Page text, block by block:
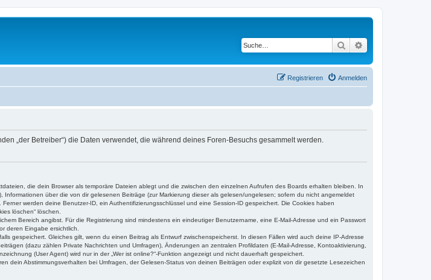
Suche
Anmelden
Registrieren
„der Betreiber“) die Daten verwendet, die während deines Foren-Besuchs gesammelt werden.
die dein Browser als temporäre Dateien ablegt und die zwischen den einzelnen Aufrufen des Boards erhalten bleiben. In
über die von dir gelesenen Beiträge (zur Markierung dieser als gelesen/ungelesen; sofern du nicht angemeldet
werden deine Benutzer-ID, ein Authentifizierungsschlüssel und eine Session-ID gespeichert. Die Cookies haben
löschen“ löschen.
Bereich angibst. Für die Registrierung sind mindestens ein eindeutiger Benutzername, eine E-Mail-Adresse und ein Passwort
deren Eingabe ersichtlich.
gespeichert. Gleiches gilt, wenn du einen Beitrag als Entwurf zwischenspeicherst. In diesen Fällen wird auch deine IP-Adresse
(dazu zählen Private Nachrichten und Umfragen), Änderungen an zentralen Profildaten (E-Mail-Adresse, Kontoaktivierung,
(User Agent) wird nur in der „Wer ist online?“-Funktion angezeigt und nicht dauerhaft gespeichert.
dein Abstimmungsverhalten bei Umfragen, der Gelesen-Status von deinen Beiträgen oder explizit von dir gesetzte Lesezeichen